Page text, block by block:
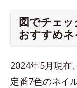
図でチェッ
おすすめ
2024年5月現在
定番7色のネイ